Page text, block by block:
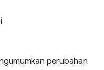
perubahan